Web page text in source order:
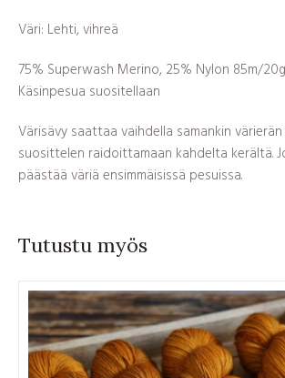
Väri: Lehti, vihreä
75% Superwash Merino, 25% Nylon 85m/20g
Käsinpesua suositellaan
Värisävy saattaa vaihdella samankin värierän
suosittelen raidoittamaan kahdelta kerältä.
päästää väriä ensimmäisissä pesuissa.
Tutustu myös